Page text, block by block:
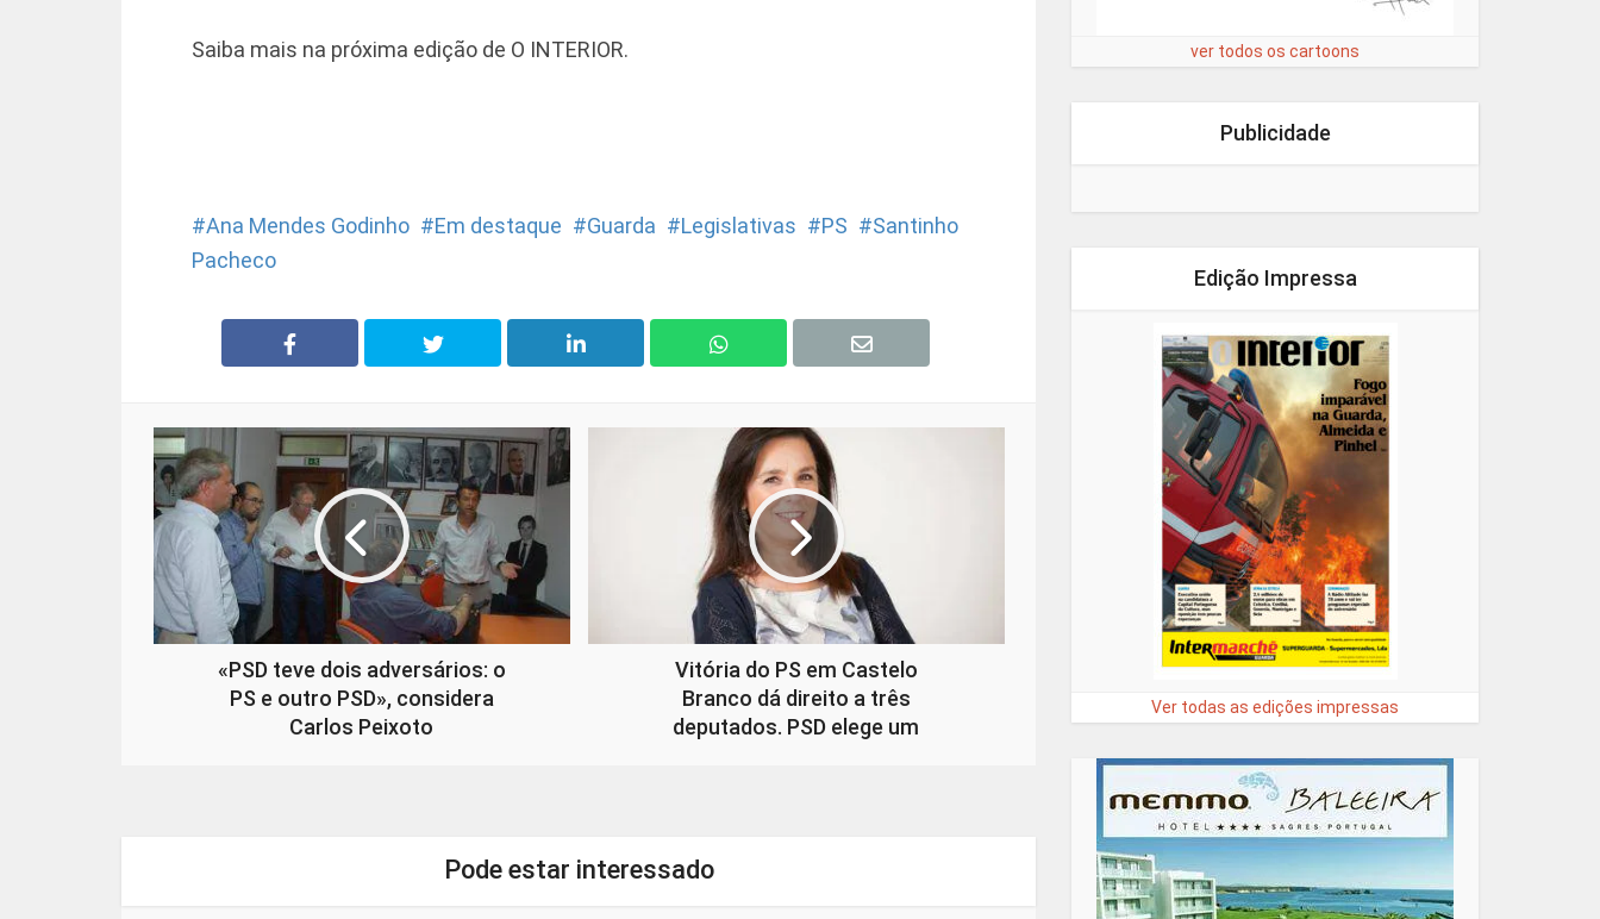
Saiba mais na próxima edição de O INTERIOR.
Ana Mendes Godinho Em destaque Guarda Legislativas PS
Santinho
Pacheco
«PSD teve dois adversários: o
PS e outro PSD», considera
Carlos Peixoto
Vitória do PS em Castelo
Branco dá direito a três
deputados. PSD elege um
Pode estar interessado
ver todos os cartoons
Publicidade
Edição Impressa
Ver todas as edições impressas